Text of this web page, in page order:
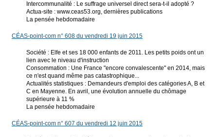
Intercommunalité : Le suffrage universel direct sera-t-il adopté ?
Actua-site : www.ceas53.org, dernières publications
La pensée hebdomadaire
CÉAS-point-com n° 608 du vendredi 19 juin 2015
Société : Elfe et ses 18 000 enfants de 2011. Les petits poids ont un
lien avec le niveau d'instruction
Consommation : Une France "encore convalescente" en 2014, mais
ce n'est quand même pas catastrophique...
Actualités statistiques : Demandeurs d'emploi des catégories A, B et
C en Mayenne. En avril, une évolution annuelle du chômage
supérieure à 11 %
La pensée hebdomadaire
CÉAS-point-com n° 607 du vendredi 12 juin 2015